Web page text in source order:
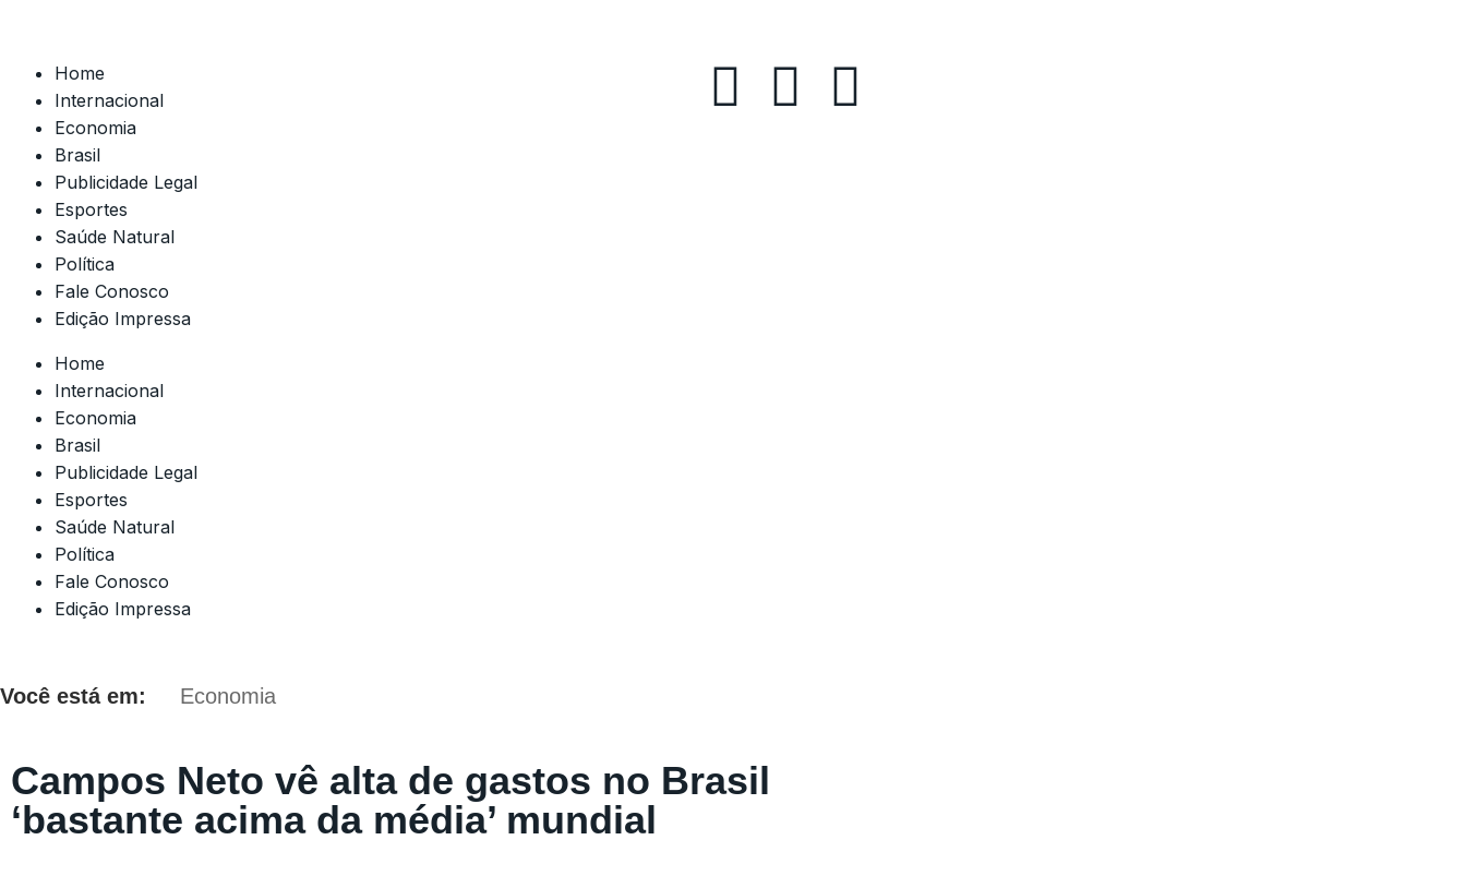
Home
Internacional
Economia
Brasil
Publicidade Legal
Esportes
Saúde Natural
Política
Fale Conosco
Edição Impressa
Home
Internacional
Economia
Brasil
Publicidade Legal
Esportes
Saúde Natural
Política
Fale Conosco
Edição Impressa
Você está em: Economia
Campos Neto vê alta de gastos no Brasil
‘bastante acima da média’ mundial